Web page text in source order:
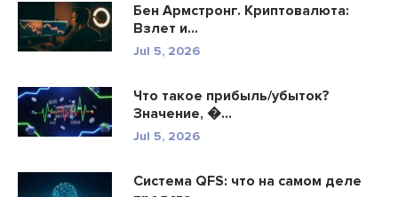
Бен Армстронг. Криптовалюта:
Взлет и...
Jul 5, 2026
Что такое прибыль/убыток?
Значение, �...
Jul 5, 2026
Система QFS: что на самом деле